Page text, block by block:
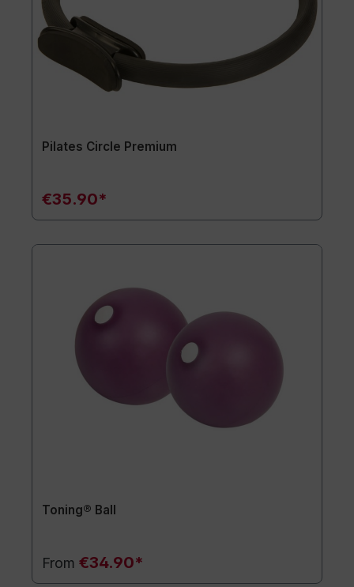
Pilates Circle Premium
€35.90*
Toning® Ball
From €34.90*